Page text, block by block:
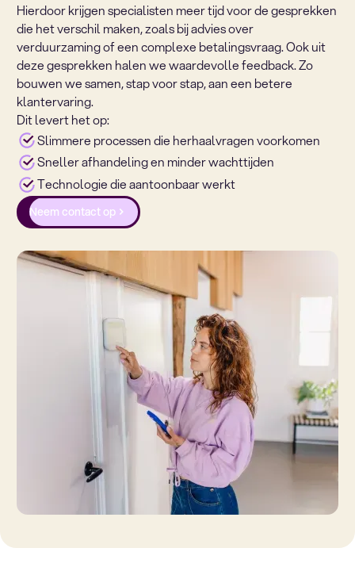
Hierdoor krijgen specialisten meer tijd voor de gesprekken
die het verschil maken, zoals bij advies over
verduurzaming of een complexe betalingsvraag. Ook uit
deze gesprekken halen we waardevolle feedback. Zo
bouwen we samen, stap voor stap, aan een betere
klantervaring.
Dit levert het op:
Slimmere processen die herhaalvragen voorkomen
Sneller afhandeling en minder wachttijden
Technologie die aantoonbaar werkt
Neem contact op